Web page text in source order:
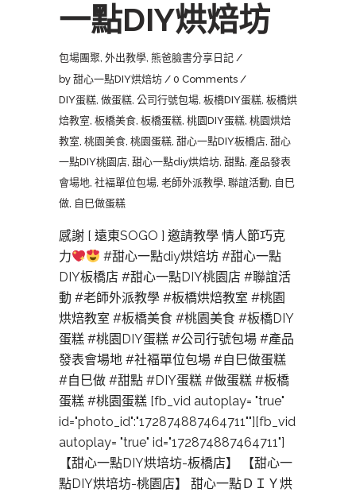
一點DIY烘焙坊
包場團聚, 外出教學, 熊爸臉書分享日記
by 甜心一點DIY烘焙坊
0 Comments
DIY蛋糕, 做蛋糕, 公司行號包場, 板橋DIY蛋糕, 板橋烘
焙教室, 板橋美食, 板橋蛋糕, 桃園DIY蛋糕, 桃園烘焙
教室, 桃園美食, 桃園蛋糕, 甜心一點DIY板橋店, 甜心
一點DIY桃園店, 甜心一點diy烘焙坊, 甜點, 產品發表
會場地, 社褔單位包場, 老師外派教學, 聯誼活動, 自巳
做, 自巳做蛋糕
感謝 [ 遠東SOGO ] 邀請教學 情人節巧克
力
#甜心一點diy烘焙坊 #甜心一點
DIY板橋店 #甜心一點DIY桃園店 #聯誼活
動 #老師外派教學 #板橋烘焙教室 #桃園
烘焙教室 #板橋美食 #桃園美食 #板橋DIY
蛋糕 #桃園DIY蛋糕 #公司行號包場 #產品
發表會場地 #社褔單位包場 #自巳做蛋糕
#自巳做 #甜點 #DIY蛋糕 #做蛋糕 #板橋
蛋糕 #桃園蛋糕 [fb_vid autoplay= "true"
id="photo_id":"172874887464711""][fb_vid
autoplay= "true" id="172874887464711"]
【甜心一點DIY烘培坊-板橋店】 【甜心一
點DIY烘培坊-桃園店】 甜心一點ＤＩＹ烘